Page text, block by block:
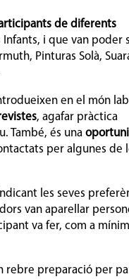
de diferents
i que van poder
Pinturas Solà,
en el món
, agafar pràctica
També, és una
per algunes de
les seves
van aparellar
va fer, com a
rebre preparació per